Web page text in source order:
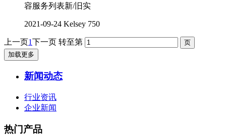
容服务列表新/旧实
2021-09-24 Kelsey 750
上一页1下一页 转至第
加载更多
新闻动态
行业资讯
企业新闻
热门产品